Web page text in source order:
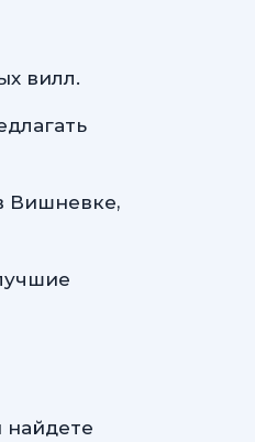
вилл.
Вишневке,
найдете